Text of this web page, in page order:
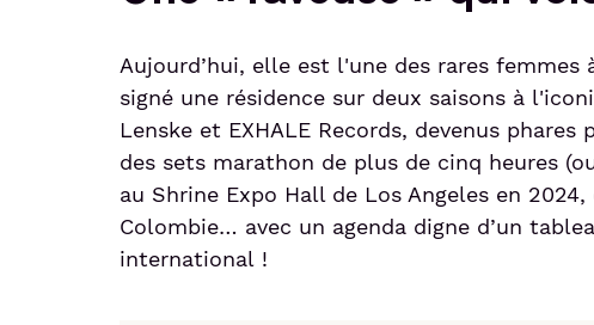
Aujourd’hui, elle est l'une des rares
signé une résidence sur deux saisons à
Lenske et EXHALE Records, devenus
des sets marathon de plus de cinq heures
au Shrine Expo Hall de Los Angeles en
Colombie… avec un agenda digne d’un
international !